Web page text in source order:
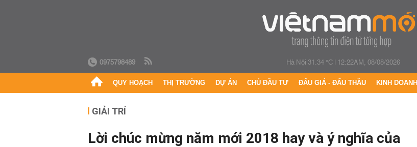
0975798489 Hà Nội 31.34 °C| 12:22AM, 08/08/2026
QUY HOẠCH THỊ TRƯỜNG DỰ ÁN CHỦ ĐẦU TƯ ĐẤU GIÁ - ĐẤU THẦU KINH DOANH
GIẢI TRÍ
Lời chúc mừng năm mới 2018 hay và ý nghĩa của